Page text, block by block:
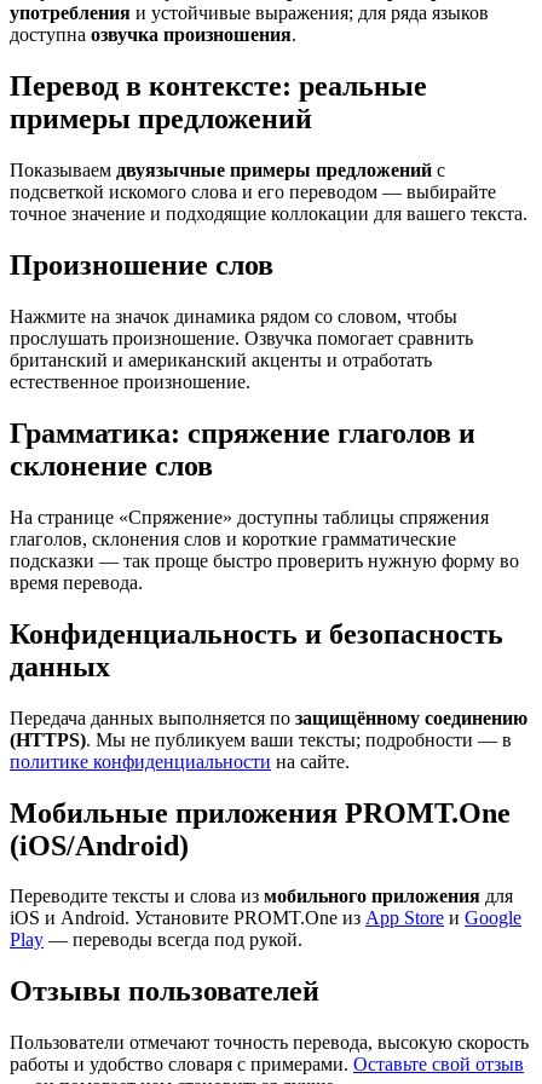
употребления и устойчивые выражения; для ряда языков
доступна озвучка произношения.
Перевод в контексте: реальные
примеры предложений
Показываем двуязычные примеры предложений с
подсветкой искомого слова и его переводом — выбирайте
точное значение и подходящие коллокации для вашего текста.
Произношение слов
Нажмите на значок динамика рядом со словом, чтобы
прослушать произношение. Озвучка помогает сравнить
британский и американский акценты и отработать
естественное произношение.
Грамматика: спряжение глаголов и
склонение слов
На странице «Спряжение» доступны таблицы спряжения
глаголов, склонения слов и короткие грамматические
подсказки — так проще быстро проверить нужную форму во
время перевода.
Конфиденциальность и безопасность
данных
Передача данных выполняется по защищённому соединению
(HTTPS). Мы не публикуем ваши тексты; подробности — в
политике конфиденциальности на сайте.
Мобильные приложения PROMT.One
(iOS/Android)
Переводите тексты и слова из мобильного приложения для
iOS и Android. Установите PROMT.One из App Store и Google
Play — переводы всегда под рукой.
Отзывы пользователей
Пользователи отмечают точность перевода, высокую скорость
работы и удобство словаря с примерами. Оставьте свой отзыв